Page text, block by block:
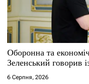
Оборонна та
Зеленський говорив
6 Серпня, 2026